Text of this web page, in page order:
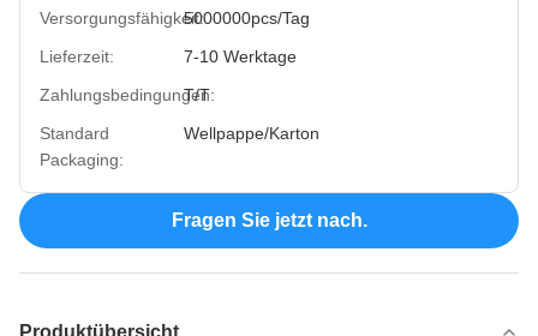
Versorgungsfähigkeit:5000000pcs/Tag
Lieferzeit:
7-10 Werktage
Zahlungsbedingungen:
T/T
Standard
Packaging:
Wellpappe/Karton
Fragen Sie jetzt nach.